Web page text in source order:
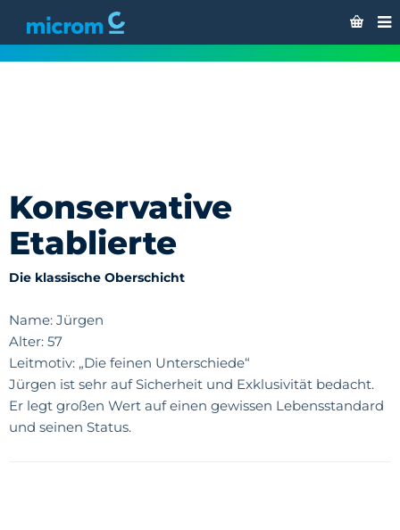
Konservative Etablierte
Konservative
Etablierte
Die klassische Oberschicht
Name: Jürgen
Alter: 57
Leitmotiv: „Die feinen Unterschiede“
Jürgen ist sehr auf Sicherheit und Exklusivität bedacht.
Er legt großen Wert auf einen gewissen Lebensstandard
und seinen Status.